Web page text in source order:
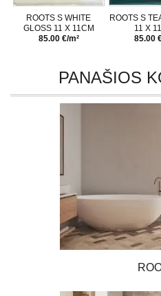
ROOTS S WHITE
GLOSS 11 X 11CM
85.00 €/m²
ROOTS S
11 X
85.00
PANAŠIOS